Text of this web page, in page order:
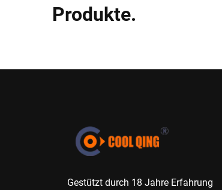
Produkte.
Gestützt durch 18 Jahre Erfahrung